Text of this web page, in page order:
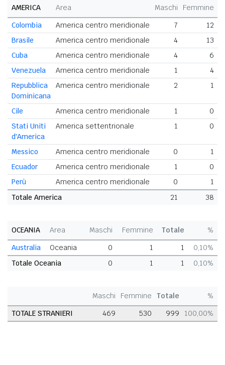
AMERICA Area Maschi Femmine
Colombia
America centro meridionale 7
12
Brasile
America centro meridionale 4
13
Cuba
America centro meridionale 4
6
Venezuela
America centro meridionale 1
4
Repubblica
Dominicana
America centro meridionale 2 1
Cile America centro meridionale 1
0
Stati Uniti
d'America
America settentrionale 1 0
Messico America centro meridionale 0
1
Ecuador
America centro meridionale 1
0
Perù
America centro meridionale 0
1
Totale America
21 38
OCEANIA Area Maschi Femmine Totale
%
Australia
Oceania 0 1 1
0,10%
Totale Oceania
0 1 1 0,10%
Maschi Femmine Totale
%
TOTALE STRANIERI
469 530 999 100,00%